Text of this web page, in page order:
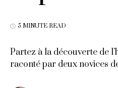
5 MINUTE READ
Partez à la découverte de
raconté par deux novices